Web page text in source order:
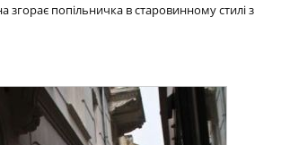
згорає попільничка в старовинному стилі з